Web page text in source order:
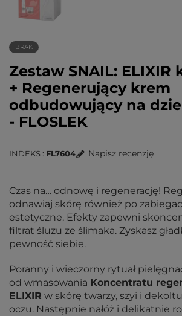
BRAK
Zestaw SNAIL: ELIXIR
+ Regenerujący krem
odbudowujący na
- FLOSLEK
INDEKS FL7604 Napisz recenzję
Czas na… odnowę i regenerację!
odnawiaj skórę również po
estetyczne. Efekty zapewni
filtrat śluzu ze ślimaka. Zyskasz
pewność siebie.
Poranny i wieczorny rytuał
od wmasowania Koncentratu
ELIXIR w skórę twarzy, szyi i
oczu. Następnie nałóż i delikatnie